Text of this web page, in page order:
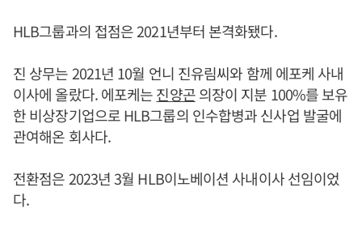
HLB그룹과의 접점은 2021년부터 본격화됐다.
진 상무는 2021년 10월 언니 진유림씨와 함께 에포케 사내
이사에 올랐다. 에포케는진양곤의장이 지분 100%를 보유
한 비상장기업으로 HLB그룹의 인수합병과 신사업 발굴에
관여해온 회사다.
전환점은 2023년 3월 HLB이노베이션 사내이사 선임이었
다.